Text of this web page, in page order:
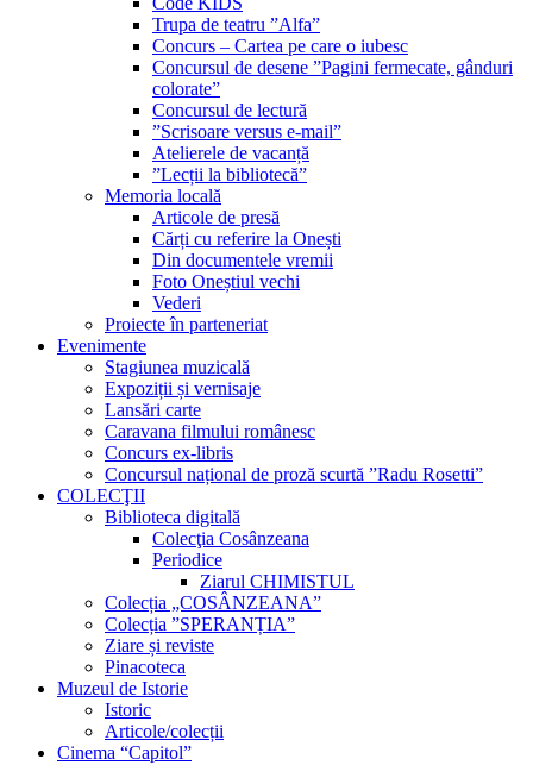
Trupa de teatru ”Alfa”
Concurs – Cartea pe care o iubesc
Concursul de desene ”Pagini fermecate, gânduri
colorate”
Concursul de lectură
”Scrisoare versus e-mail”
Atelierele de vacanță
”Lecții la bibliotecă”
Memoria locală
Articole de presă
Cărți cu referire la Onești
Din documentele vremii
Foto Oneștiul vechi
Vederi
Proiecte în parteneriat
Evenimente
Stagiunea muzicală
Expoziții și vernisaje
Lansări carte
Caravana filmului românesc
Concurs ex-libris
Concursul național de proză scurtă ”Radu Rosetti”
COLECŢII
Biblioteca digitală
Colecţia Cosânzeana
Periodice
Ziarul CHIMISTUL
Colecția „COSÂNZEANA”
Colecția ”SPERANȚIA”
Ziare și reviste
Pinacoteca
Muzeul de Istorie
Istoric
Articole/colecții
Cinema “Capitol”